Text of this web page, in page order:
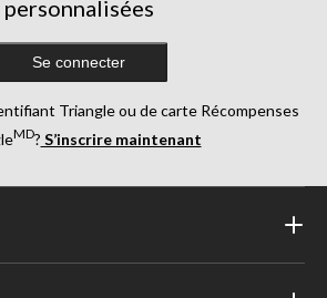
personnalisées
Se connecter
Triangle ou de carte Récompenses
MD? S’inscrire maintenant